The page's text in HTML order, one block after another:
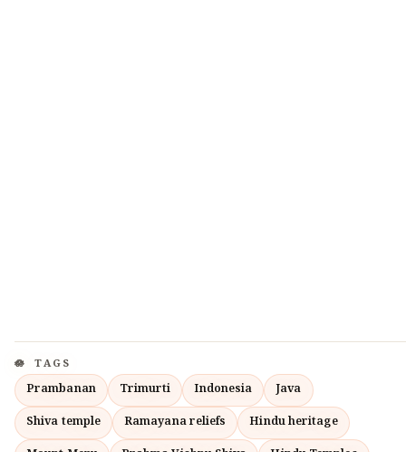
TAGS
Prambanan Trimurti Indonesia
Java
Shiva temple
Ramayana reliefs
Hindu heritage